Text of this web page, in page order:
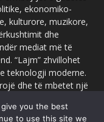
ekonomiko-
kulturore, muzikore,
dhe
mediat më të
“Lajm” zhvillohet
teknologji moderne.
dhe të mbetet një
është një
you the best
to use this site we